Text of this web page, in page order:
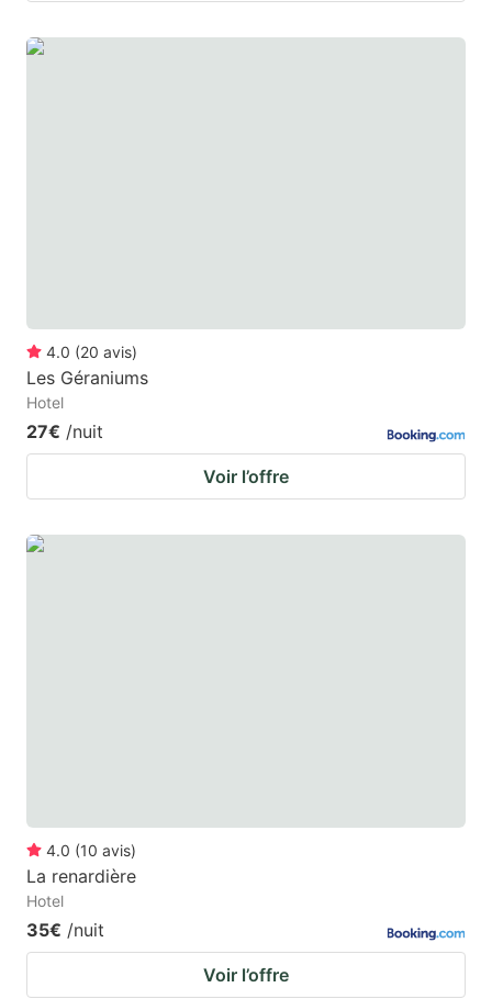
4.0 (20 avis)
Les Géraniums
Hotel
27€ /nuit
Voir l’offre
4.0 (10 avis)
La renardière
Hotel
35€ /nuit
Voir l’offre